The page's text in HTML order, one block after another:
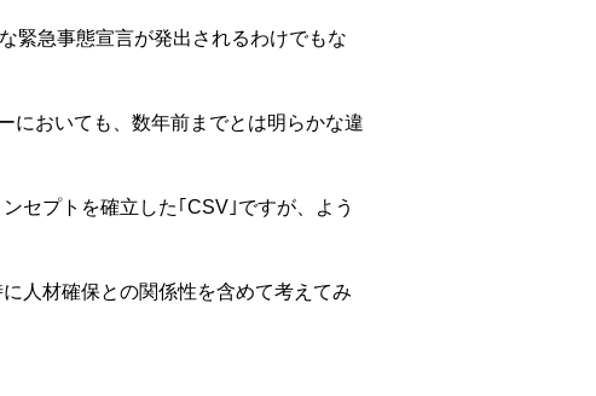
緊急事態宣言が発出されるわけでもな
においても、数年前までとは明らかな違
セプトを確立した｢CSV｣ですが、よう
人材確保との関係性を含めて考えてみ